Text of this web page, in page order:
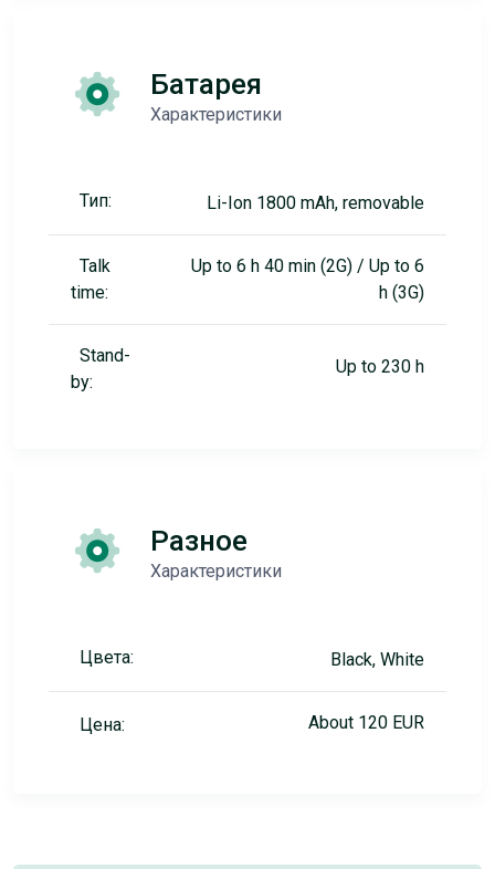
Батарея
Характеристики
Тип: Li-Ion 1800 mAh, removable
Talk
time:
Up to 6 h 40 min (2G) / Up to 6
h (3G)
Stand-
by:
Up to 230 h
Разное
Характеристики
Цвета: Black, White
Цена: About 120 EUR